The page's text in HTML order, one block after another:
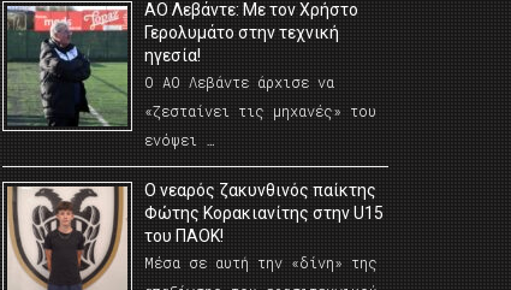
ΑΟ Λεβάντε: Με τον Χρήστο
Γερολυμάτο στην τεχνική
ηγεσία!
Ο ΑΟ Λεβάντε άρχισε να
«ζεσταίνει τις μηχανές» του
ενόψει …
O νεαρός ζακυνθινός παίκτης
Φώτης Κορακιανίτης στην U15
του ΠΑΟΚ!
Μέσα σε αυτή την «δίνη» της